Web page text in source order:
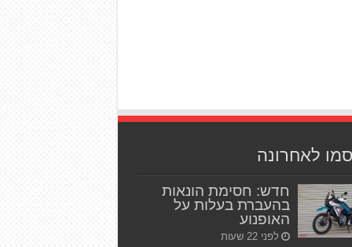
לאחרונה
חדש: חסימת הונאות
בהעברת בעלות על
האופנוע
לפני 22 שעות